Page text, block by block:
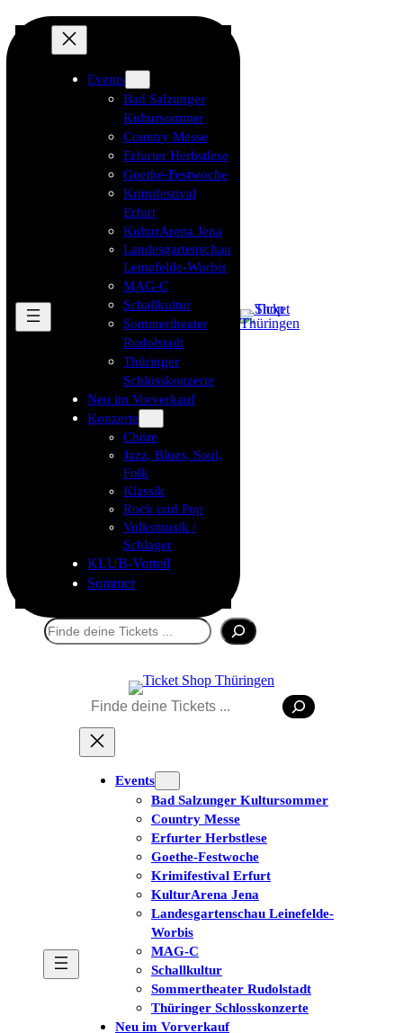
Events
Bad Salzunger
Kultursommer
Country Messe
Erfurter Herbstlese
Goethe-Festwoche
Krimifestival
Erfurt
KulturArena Jena
Landesgartenschau
Leinefelde-Worbis
MAG-C
Schallkultur
Sommertheater
Rudolstadt
Thüringer
Schlosskonzerte
Neu im Vorverkauf
Konzerte
Chöre
Jazz, Blues, Soul,
Folk
Klassik
Rock und Pop
Volksmusik /
Schlager
KLUB-Vorteil
Sommer
Suchen
Suchen
Events
Bad Salzunger Kultursommer
Country Messe
Erfurter Herbstlese
Goethe-Festwoche
Krimifestival Erfurt
KulturArena Jena
Landesgartenschau Leinefelde-
Worbis
MAG-C
Schallkultur
Sommertheater Rudolstadt
Thüringer Schlosskonzerte
Neu im Vorverkauf